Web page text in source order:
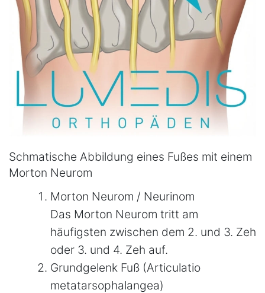
Schmatische Abbildung eines Fußes mit einem
Morton Neurom
Morton Neurom / Neurinom
Das Morton Neurom tritt am
häufigsten zwischen dem 2. und 3. Zeh
oder 3. und 4. Zeh auf.
Grundgelenk Fuß (Articulatio
metatarsophalangea)